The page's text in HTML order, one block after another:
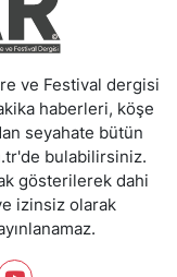
ve Festival dergisi
haberleri, köşe
seyahate bütün
bulabilirsiniz.
gösterilerek dahi
izinsiz olarak